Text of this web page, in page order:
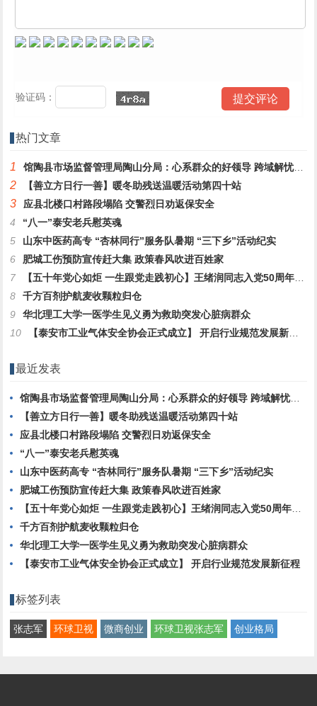
验证码：
热门文章
1 馆陶县市场监督管理局陶山分局：心系群众的好领导 跨域解忧显担当
2 【善立方日行一善】暖冬助残送温暖活动第四十站
3
应县北楼口村路段塌陷 交警烈日劝返保安全
4
“八一”泰安老兵慰英魂
5
山东中医药高专 “杏林同行”服务队暑期 “三下乡”活动纪实
6
肥城工伤预防宣传赶大集 政策春风吹进百姓家
7
【五十年党心如炬 一生跟党走践初心】王绪润同志入党50周年感言
8
千方百剂护航麦收颗粒归仓
9
华北理工大学一医学生见义勇为救助突发心脏病群众
10
【泰安市工业气体安全协会正式成立】 开启行业规范发展新征程
最近发表
馆陶县市场监督管理局陶山分局：心系群众的好领导 跨域解忧显担当
【善立方日行一善】暖冬助残送温暖活动第四十站
应县北楼口村路段塌陷 交警烈日劝返保安全
“八一”泰安老兵慰英魂
山东中医药高专 “杏林同行”服务队暑期 “三下乡”活动纪实
肥城工伤预防宣传赶大集 政策春风吹进百姓家
【五十年党心如炬 一生跟党走践初心】王绪润同志入党50周年感言
千方百剂护航麦收颗粒归仓
华北理工大学一医学生见义勇为救助突发心脏病群众
【泰安市工业气体安全协会正式成立】 开启行业规范发展新征程
标签列表
张志军 环球卫视 微商创业 环球卫视张志军 创业格局